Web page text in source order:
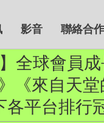
影音 聯絡合作
】全球會員
《來自天堂
各平台排行